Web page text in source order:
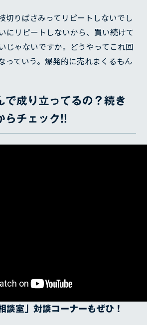
切りばさみってリピートしないでし
にリピートしないから、買い続けて
じゃないですか。どうやってこれ回
っていう。爆発的に売れまくるもん
成り立ってるの？続き
らチェック!!
談室」対談コーナーもぜひ！